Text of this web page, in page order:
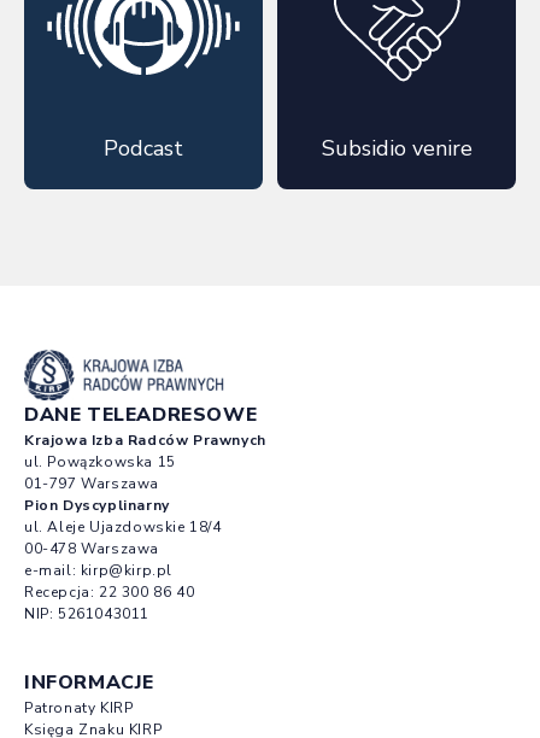
Podcast Subsidio venire
DANE TELEADRESOWE
Krajowa Izba Radców Prawnych
ul. Powązkowska 15
01-797 Warszawa
Pion Dyscyplinarny
ul. Aleje Ujazdowskie 18/4
00-478 Warszawa
e-mail: kirp@kirp.pl
Recepcja: 22 300 86 40
NIP: 5261043011
INFORMACJE
Patronaty KIRP
Księga Znaku KIRP